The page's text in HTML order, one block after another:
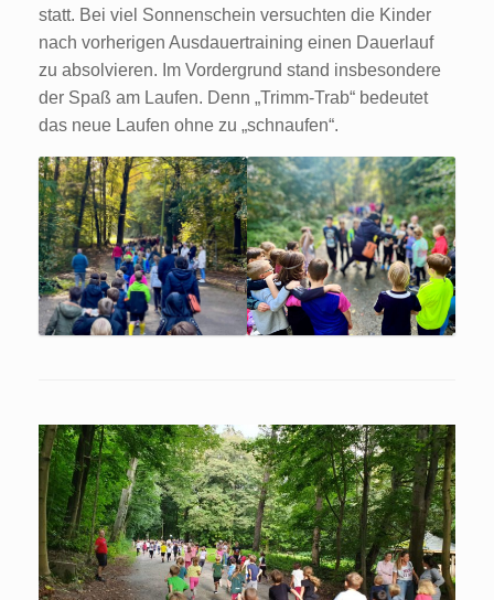
statt. Bei viel Sonnenschein versuchten die Kinder
nach vorherigen Ausdauertraining einen Dauerlauf
zu absolvieren. Im Vordergrund stand insbesondere
der Spaß am Laufen. Denn „Trimm-Trab“ bedeutet
das neue Laufen ohne zu „schnaufen“.